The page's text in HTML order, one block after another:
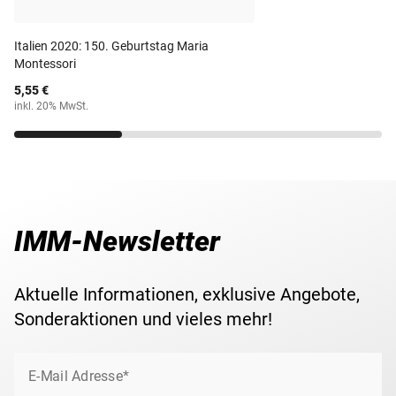
von Giovanni Boccaccio'' verausgabt.
schützenden Münz-Kapsel zugesandt. Für eine
Maße
Gewicht
Lieferzeit 3-5 Werktage
Italien 2020: 150. Geburtstag Maria
Montessori
5,55 €
inkl. 20% MwSt.
IMM-Newsletter
Aktuelle Informationen, exklusive Angebote,
Sonderaktionen und vieles mehr!
E-Mail Adresse*